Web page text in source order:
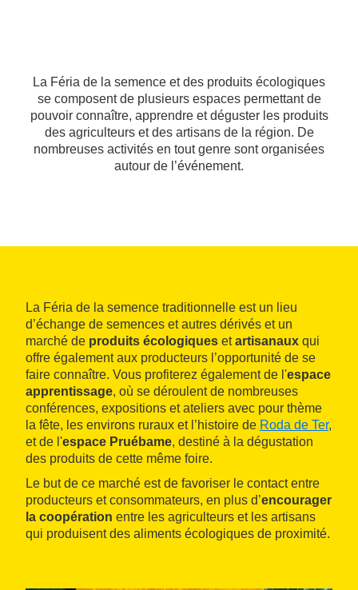
La Féria de la semence et des produits écologiques
se composent de plusieurs espaces permettant de
pouvoir connaître, apprendre et déguster les produits
des agriculteurs et des artisans de la région. De
nombreuses activités en tout genre sont organisées
autour de l’événement.
La Féria de la semence traditionnelle est un lieu
d’échange de semences et autres dérivés et un
marché de produits écologiques etartisanaux qui
offre également aux producteurs l’opportunité de se
faire connaître. Vous profiterez également de l'espace
apprentissage, où se déroulent de nombreuses
conférences, expositions et ateliers avec pour thème
la fête, les environs ruraux et l’histoire de Roda de Ter,
et de l'espace Pruébame, destiné à la dégustation
des produits de cette même foire.
Le but de ce marché est de favoriser le contact entre
producteurs et consommateurs, en plus d’encourager
la coopération entre les agriculteurs et les artisans
qui produisent des aliments écologiques de proximité.